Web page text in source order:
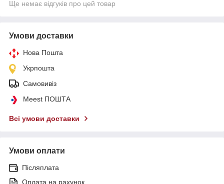
Ще немає відгуків про цей товар
Умови доставки
Нова Пошта
Укрпошта
Самовивіз
Meest ПОШТА
Всі умови доставки
Умови оплати
Післяплата
Оплата на рахунок